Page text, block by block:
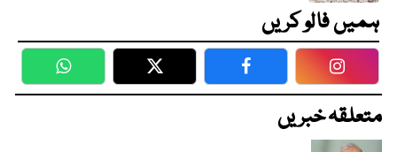
ہمیں فالو کریں
WhatsApp Twitter Facebook
متعلقہ خبریں